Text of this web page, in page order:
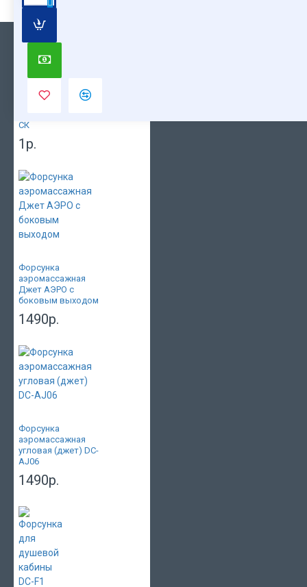
СК
1р.
Форсунка
аэромассажная
Джет АЭРО с
боковым выходом
1490р.
Форсунка
аэромассажная
угловая (джет) DC-
AJ06
1490р.